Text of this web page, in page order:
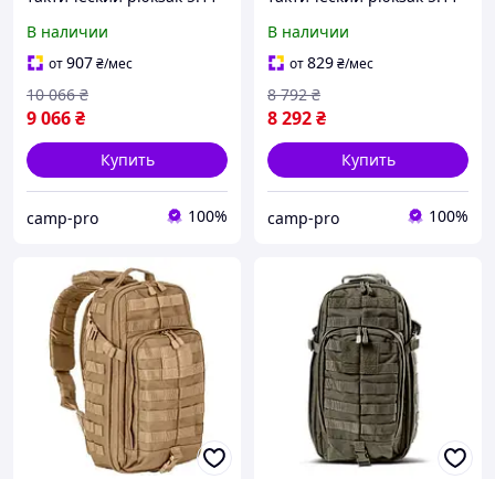
MultiCam штурмовой
рюкзак с системой MOLLE
для военных, туризма и
EDC
В наличии
от907₴/мес
9 066₴
10 066 ₴
Купить
camp-pro 100%
штурмовой рюкзак с
системой MOLLE для
военных, туризма и EDC
В наличии
от829₴/мес
8 292₴
8 792 ₴
Купить
camp-pro 100%